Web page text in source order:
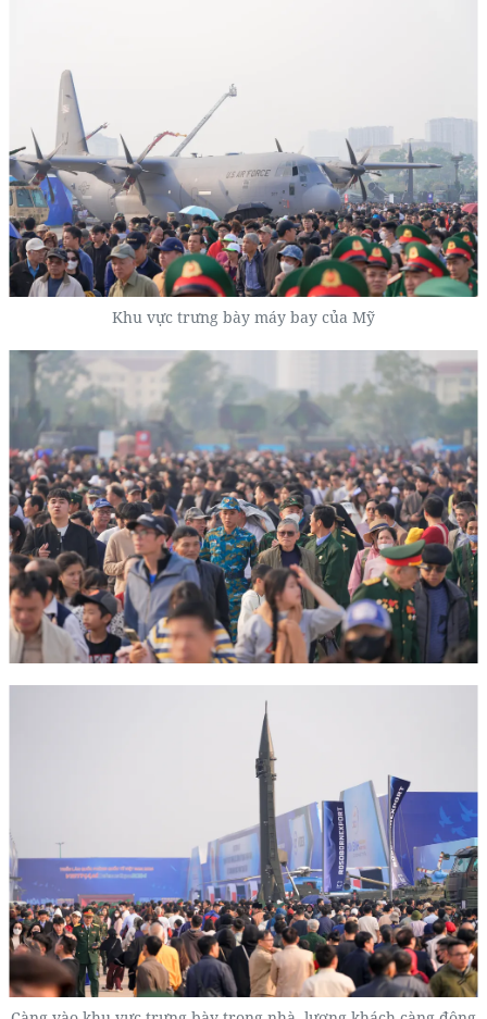
Khu vực trưng bày máy bay của Mỹ